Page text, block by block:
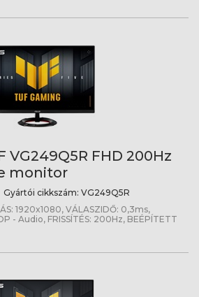
VG249Q5R FHD 200Hz
monitor
Gyártói cikkszám: VG249Q5R
1920x1080, VÁLASZIDŐ: 0,3ms,
- Audio, FRISSÍTÉS: 200Hz, BEÉPÍTETT